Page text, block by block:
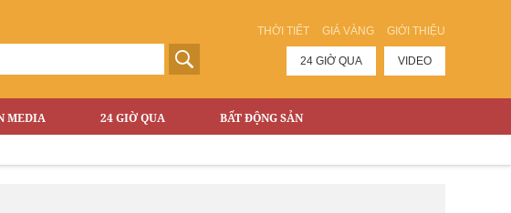
THỜI TIẾT GIÁ VÀNG GIỚI THIỆU
24 GIỜ QUA VIDEO
MEDIA 24 GIỜ QUA BẤT ĐỘNG SẢN